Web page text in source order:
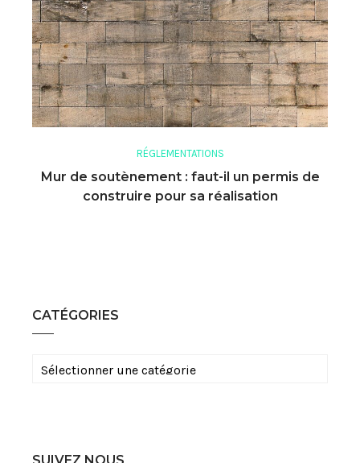
RÉGLEMENTATIONS
Mur de soutènement : faut-il un permis de
construire pour sa réalisation
CATÉGORIES
Catégories
SUIVEZ NOUS